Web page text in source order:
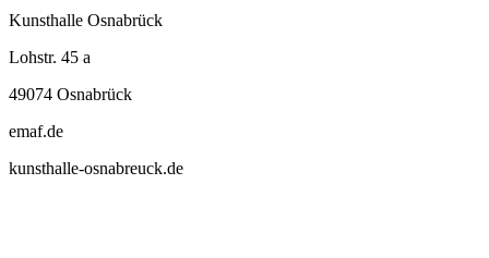
Kunsthalle Osnabrück
Lohstr. 45 a
49074 Osnabrück
emaf.de
kunsthalle-osnabreuck.de